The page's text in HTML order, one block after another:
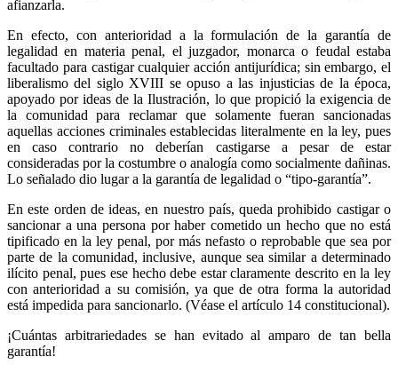
afianzarla.
En efecto, con anterioridad a la formulación de la garantía de
legalidad en materia penal, el juzgador, monarca o feudal estaba
facultado para castigar cualquier acción antijurídi­ca; sin embargo, el
liberalismo del siglo XVIII se opuso a las injus­ticias de la época,
apoyado por ideas de la Ilustración, lo que propició la exigencia de
la comunidad para reclamar que solamente fueran sancionadas
aquellas acciones criminales establecidas literalmente en la ley, pues
en caso contrario no deberían castigarse a pesar de estar
consideradas por la costumbre o analogía como socialmente dañinas.
Lo señalado dio lugar a la garantía de legalidad o “tipo-garantía”.
En este orden de ideas, en nuestro país, queda prohibido castigar o
sancionar a una persona por haber cometido un hecho que no está
tipificado en la ley penal, por más nefasto o reprobable que sea por
parte de la comunidad, inclusive, aunque sea similar a determinado
ilícito penal, pues ese hecho debe estar claramente descrito en la ley
con anterioridad a su comisión, ya que de otra forma la autoridad
está impedida para sancionarlo. (Véase el artículo 14 constitucional).
¡Cuántas arbitrariedades se han evitado al amparo de tan bella
garantía!